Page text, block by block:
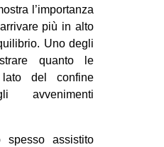
l’importanza
più in alto
Uno degli
quanto le
del confine
avvenimenti
spesso assistito